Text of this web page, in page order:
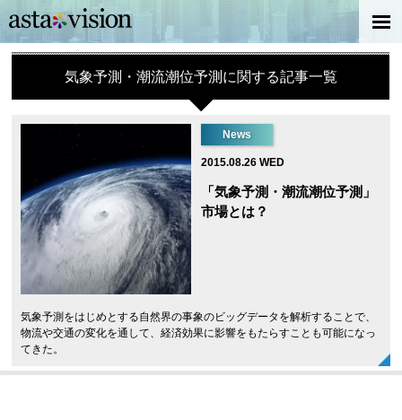
気象予測・潮流潮位予測に関する記事一覧
News
2015.08.26 WED
「気象予測・潮流潮位予測」
市場とは？
気象予測をはじめとする自然界の事象のビッグデータを解析することで、
物流や交通の変化を通して、経済効果に影響をもたらすことも可能になっ
てきた。